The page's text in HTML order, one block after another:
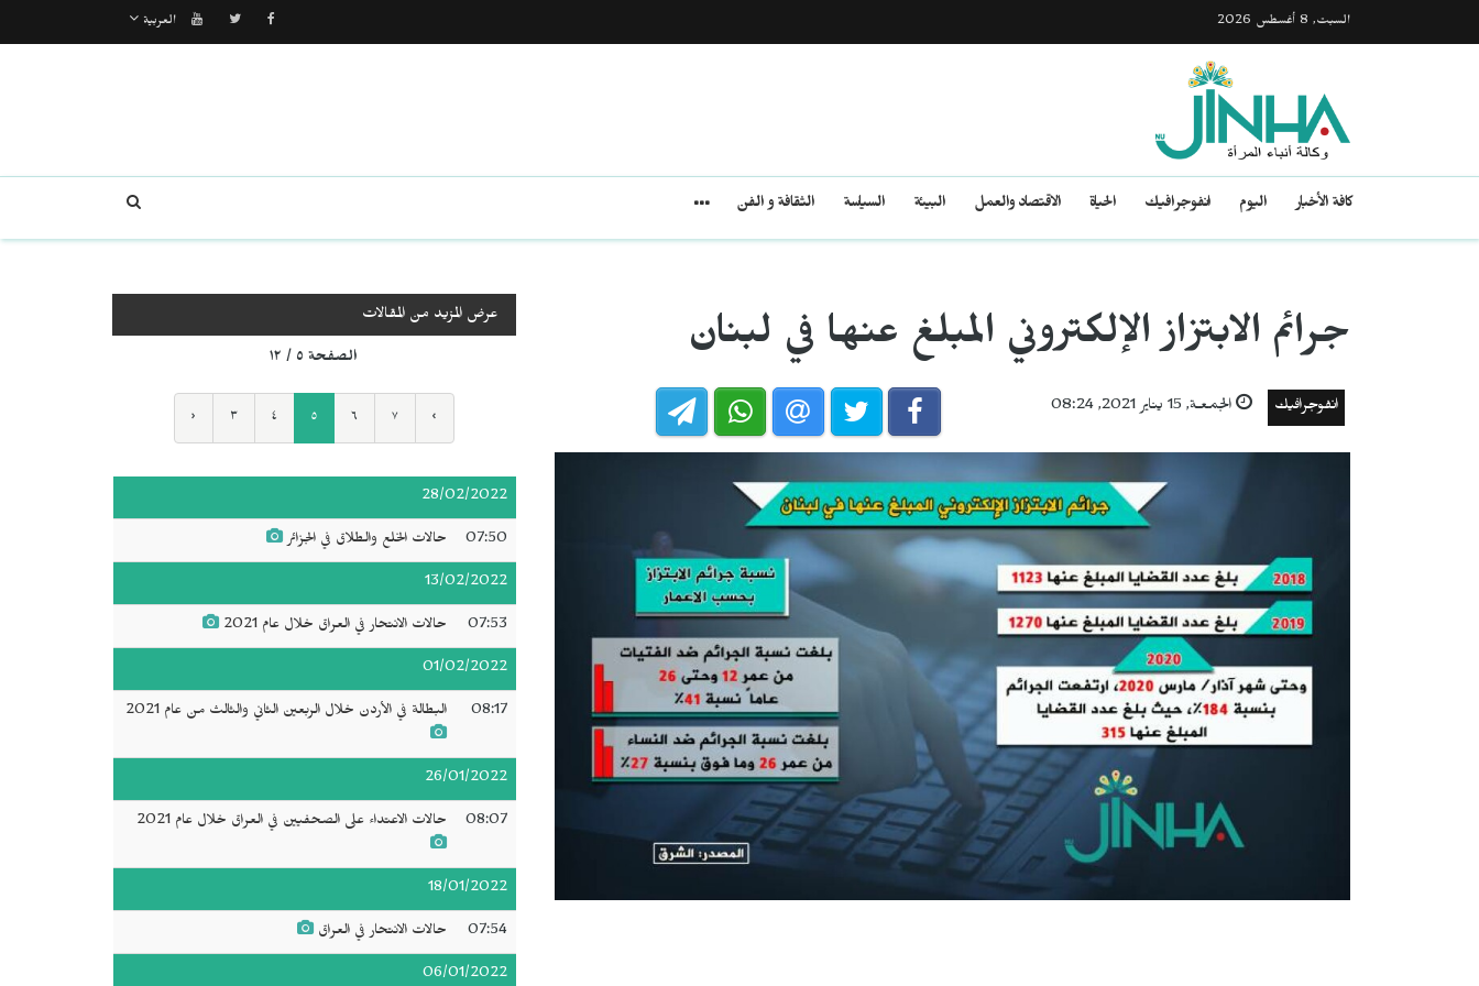
السبت, 8 أغسطس 2026 العربية
كافة الأخبار اليوم انفوجرافيك الحياة الاقتصاد والعمل البيئة السياسة الثقافة و الفن
جرائم الابتزاز الإلكتروني المبلغ عنها في لبنان
انفوجرافيك الجمعـة, 15 يناير 2021, 08:24
عرض المزيد من المقالات
الصفحة ٥ / ١٢
‹ ٣ ٤ ٥ ٦ ٧ ›
28/02/2022
07:50 حالات الخلع والطلاق في الجزائر
13/02/2022
07:53 حالات الانتحار في العراق خلال عام 2021
01/02/2022
08:17 البطالة في الأردن خلال الربعين الثاني والثالث من عام 2021
26/01/2022
08:07 حالات الاعتداء على الصحفيين في العراق خلال عام 2021
18/01/2022
07:54 حالات الانتحار في العراق
06/01/2022